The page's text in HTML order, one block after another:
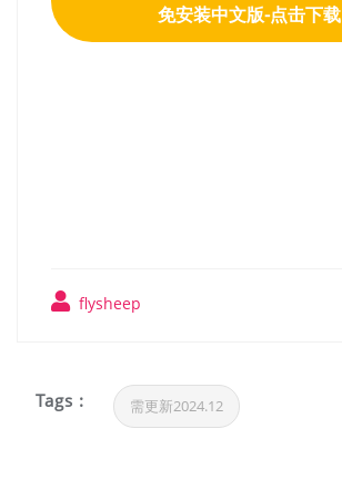
免安装中文版-点击下载
flysheep
Tags : 需更新2024.12